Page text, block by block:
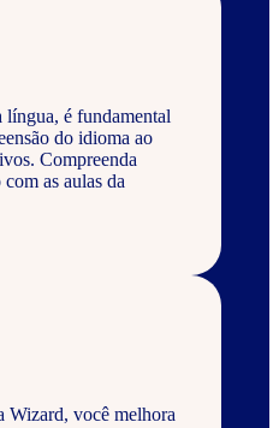
língua, é fundamental
do idioma ao
Compreenda
as aulas da
Wizard, você melhora